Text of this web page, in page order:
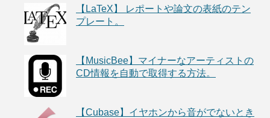
【LaTeX】 レポートや論文の表紙のテン
プレート。
【MusicBee】マイナーなアーティストの
CD情報を自動で取得する方法。
【Cubase】イヤホンから音がでないとき